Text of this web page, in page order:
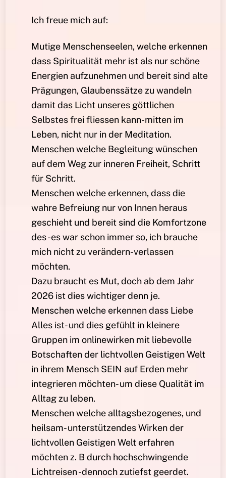
Ich freue mich auf:
Mutige Menschenseelen, welche erkennen
dass Spiritualität mehr ist als nur schöne
Energien aufzunehmen und bereit sind alte
Prägungen, Glaubenssätze zu wandeln
damit das Licht unseres göttlichen
Selbstes frei fliessen kann-mitten im
Leben, nicht nur in der Meditation.
Menschen welche Begleitung wünschen
auf dem Weg zur inneren Freiheit, Schritt
für Schritt.
Menschen welche erkennen, dass die
wahre Befreiung nur von Innen heraus
geschieht und bereit sind die Komfortzone
des -es war schon immer so, ich brauche
mich nicht zu verändern-verlassen
möchten.
Dazu braucht es Mut, doch ab dem Jahr
2026 ist dies wichtiger denn je.
Menschen welche erkennen dass Liebe
Alles ist- und dies gefühlt in kleinere
Gruppen im onlinewirken mit liebevolle
Botschaften der lichtvollen Geistigen Welt
in ihrem Mensch SEIN auf Erden mehr
integrieren möchten- um diese Qualität im
Alltag zu leben.
Menschen welche alltagsbezogenes, und
heilsam- unterstützendes Wirken der
lichtvollen Geistigen Welt erfahren
möchten z. B durch hochschwingende
Lichtreisen -dennoch zutiefst geerdet.